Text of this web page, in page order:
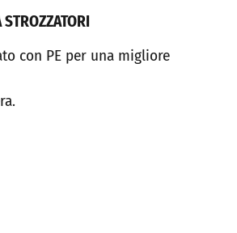
STROZZATORI
con PE per una migliore